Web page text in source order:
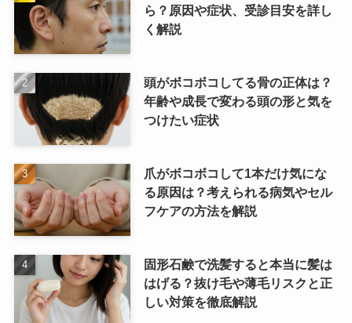
ら？原因や症状、受診目安を詳し
く解説
頭がボコボコしてる骨の正体は？
年齢や成長で変わる頭の形と気を
つけたい症状
爪がボコボコして1本だけ気にな
る原因は？考えられる病気やセル
フケアの方法を解説
固形石鹸で洗髪すると本当に髪は
はげる？抜け毛や薄毛リスクと正
しい対策を徹底解説